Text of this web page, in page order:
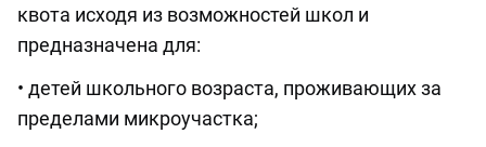
квота исходя из возможностей школ и
предназначена для:
• детей школьного возраста, проживающих за
пределами микроучастка;